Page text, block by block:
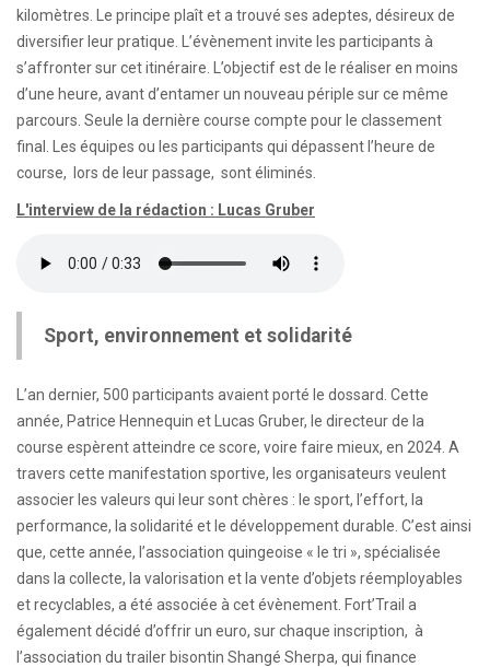
kilomètres. Le principe plaît et a trouvé ses adeptes, désireux de
diversifier leur pratique. L’évènement invite les participants à
s’affronter sur cet itinéraire. L’objectif est de le réaliser en moins
d’une heure, avant d’entamer un nouveau périple sur ce même
parcours. Seule la dernière course compte pour le classement
final. Les équipes ou les participants qui dépassent l’heure de
course, lors de leur passage, sont éliminés.
L'interview de la rédaction : Lucas Gruber
Sport, environnement et solidarité
L’an dernier, 500 participants avaient porté le dossard. Cette
année, Patrice Hennequin et Lucas Gruber, le directeur de la
course espèrent atteindre ce score, voire faire mieux, en 2024. A
travers cette manifestation sportive, les organisateurs veulent
associer les valeurs qui leur sont chères : le sport, l’effort, la
performance, la solidarité et le développement durable. C’est ainsi
que, cette année, l’association quingeoise « le tri », spécialisée
dans la collecte, la valorisation et la vente d’objets réemployables
et recyclables, a été associée à cet évènement. Fort’Trail a
également décidé d’offrir un euro, sur chaque inscription, à
l’association du trailer bisontin Shangé Sherpa, qui finance